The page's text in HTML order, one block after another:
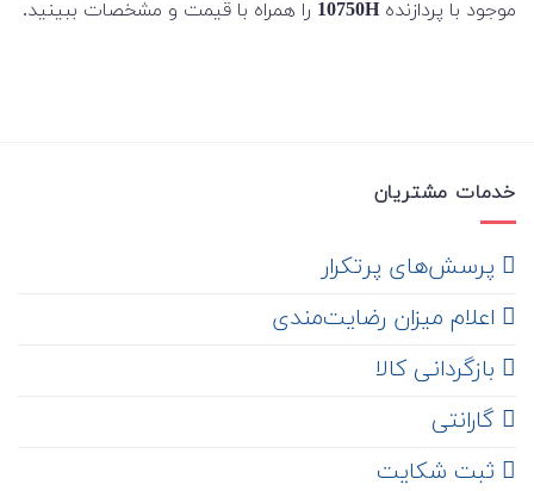
موجود با پردازنده10750H را همراه با قیمت و مشخصات ببینید.
خدمات مشتریان
‌ پرسش‌های پرتکرار
اعلام میزان رضایت‌مندی
‌ بازگردانی کالا
گارانتی
ثبت شکایت